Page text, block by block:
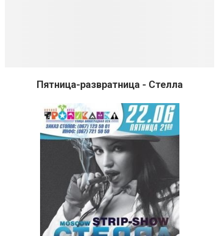
Пятница-развратница - Стелла